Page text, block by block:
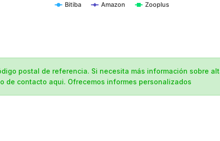
Bitiba Amazon Zooplus
postal de referencia. Si necesita más información sobre
de contacto aqui. Ofrecemos informes personalizados